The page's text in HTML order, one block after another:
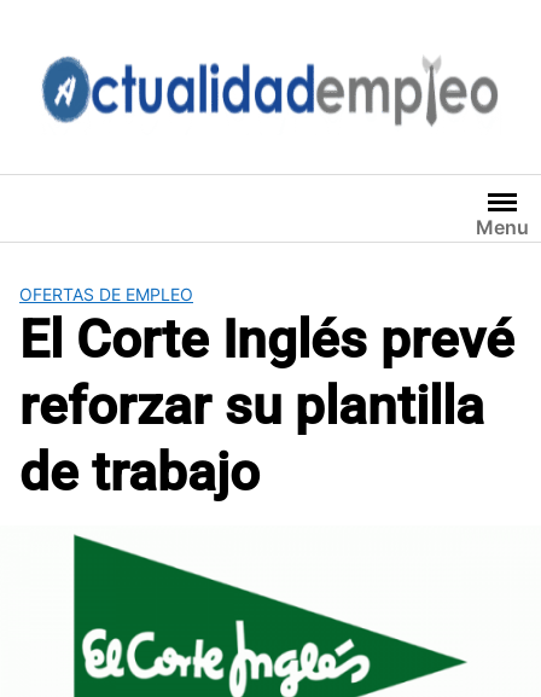
contenido
Menu
OFERTAS DE EMPLEO
El Corte Inglés prevé
reforzar su plantilla
de trabajo